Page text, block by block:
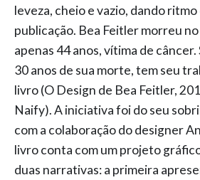
leveza, cheio e vazio, dando ritmo
publicação. Bea Feitler morreu
apenas 44 anos, vítima de
30 anos de sua morte, tem seu
livro (O Design de Bea Feitler,
Naify). A iniciativa foi do seu
com a colaboração do designer
livro conta com um projeto
duas narrativas: a primeira